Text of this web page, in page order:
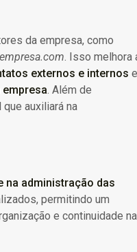
da empresa, como
. Isso melhora
externos e internos e
. Além de
auxiliará na
na administração das
permitindo um
e continuidade na